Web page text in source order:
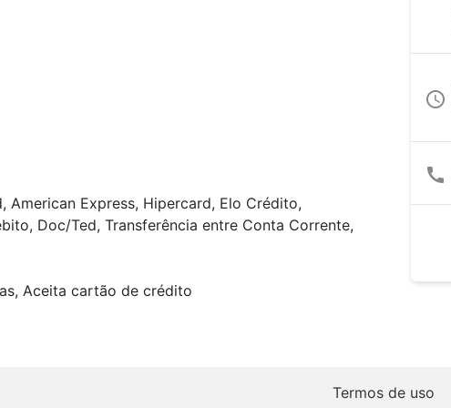
American Express, Hipercard, Elo Crédito,
Doc/Ted, Transferência entre Conta Corrente,
Aceita cartão de crédito
access_time
call
Termos de uso